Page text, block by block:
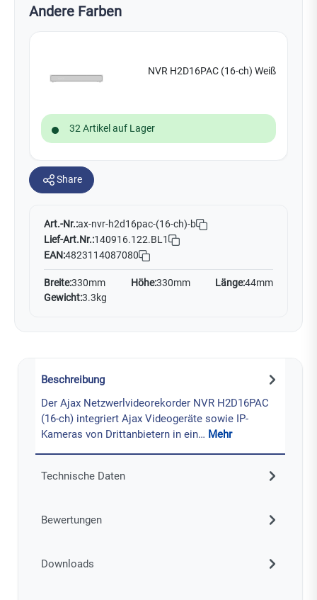
Andere Farben
NVR H2D16PAC (16-ch) Weiß
32 Artikel auf Lager
Share
Art.-Nr.:ax-nvr-h2d16pac-(16-ch)-b
Lief-Art.Nr.:140916.122.BL1
EAN:4823114087080
Breite:330mm Höhe:330mm Länge:44mm
Gewicht:3.3kg
Beschreibung
Der Ajax Netzwerlvideorekorder NVR H2D16PAC
(16-ch) integriert Ajax Videogeräte sowie IP-
Kameras von Drittanbietern in ein… Mehr
Technische Daten
Bewertungen
Downloads